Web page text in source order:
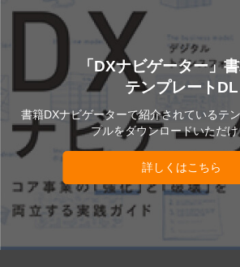
「DXナビゲーター」
テンプレートDL
書籍DXナビゲーターで紹介されているテ
プルをダウンロードいただけ
詳しくはこちら